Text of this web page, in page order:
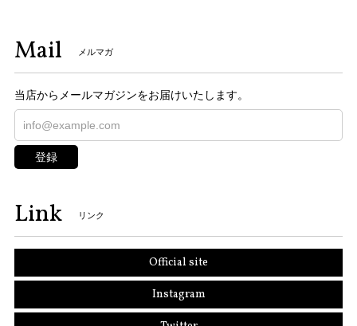
Mail メルマガ
当店からメールマガジンをお届けいたします。
登録
Link リンク
Official site
Instagram